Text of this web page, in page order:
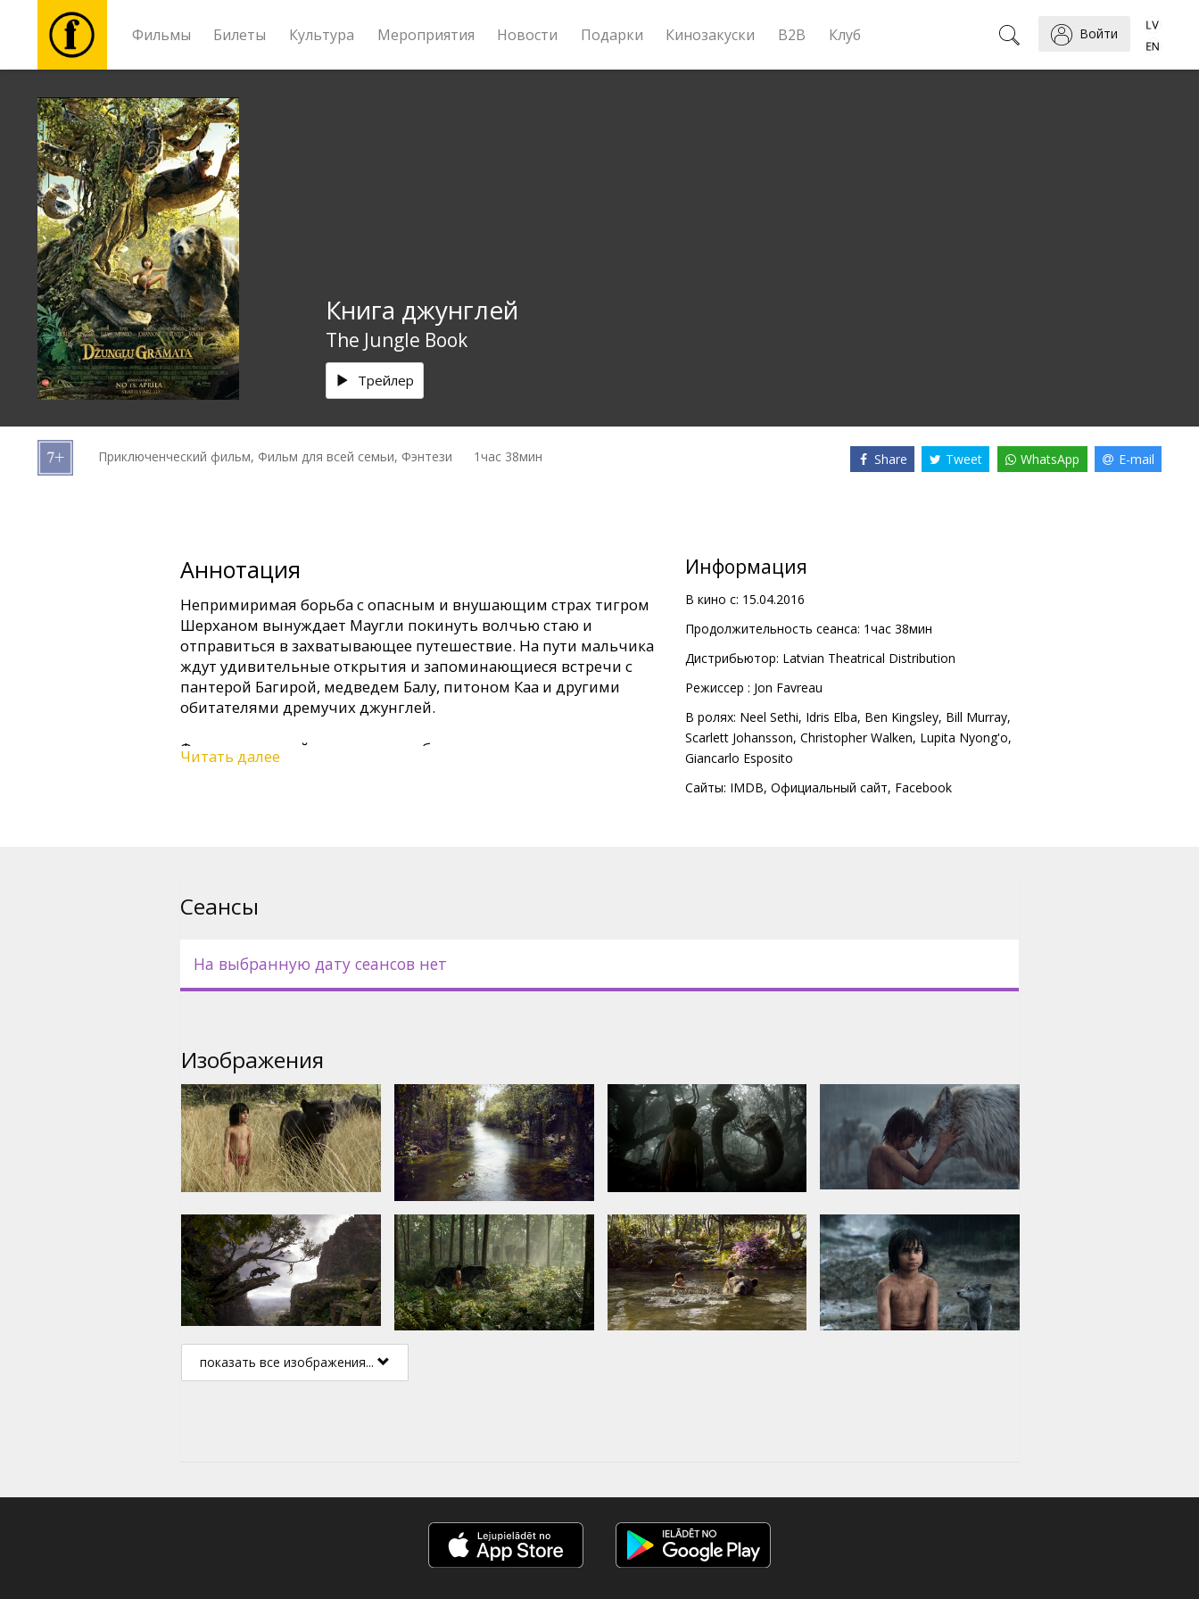
Фильмы Билеты Культура Мероприятия Новости Подарки Кинозакуски B2B Клуб Войти
Фильмы
Билеты
Культура
Мероприятия
Новости
Подарки
B2B
Книга джунглей
The Jungle Book
Трейлер
Приключенческий фильм, Фильм для всей семьи, Фэнтези 1час 38мин Share Tweet WhatsApp E-mail
Аннотация
Непримиримая борьба с опасным и внушающим страх тигром
Шерханом вынуждает Маугли покинуть волчью стаю и
отправиться в захватывающее путешествие. На пути мальчика
ждут удивительные открытия и запоминающиеся встречи с
пантерой Багирой, медведем Балу, питоном Каа и другими
обитателями дремучих джунглей.
Фильм на английском языке с субтитрами на латышском и
русском языках. Фильм в формате 2D и 3D.
Читать далее
Информация
В кино с: 15.04.2016
Продолжительность сеанса: 1час 38мин
Дистрибьютор: Latvian Theatrical Distribution
Pежиссер : Jon Favreau
В ролях: Neel Sethi, Idris Elba, Ben Kingsley, Bill Murray,
Scarlett Johansson, Christopher Walken, Lupita Nyong'o,
Giancarlo Esposito
Сайты: IMDB, Официальный сайт, Facebook
Сеансы
На выбранную дату сеансов нет
Изображения
показать все изображения...